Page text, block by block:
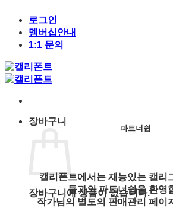
content
로그인
멤버십안내
1:1 문의
장바구니
장바구니에 상품이 없습니다.
파트너쉽
캘리폰트에서는 재능있는 캘리
들과의 파트너쉽을 환영
작가님의 별도의 판매관리 페이